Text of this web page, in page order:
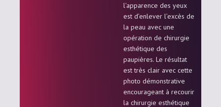
l’apparence des yeux
est d’enlever l’excès de
la peau avec une
opération de chirurgie
esthétique des
paupières. Le résultat
est très clair avec cette
photo démonstrative
encourageant à recourir
la chirurgie esthétique